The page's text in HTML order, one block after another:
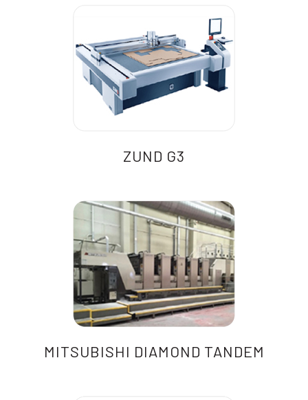
ZUND G3
MITSUBISHI DIAMOND TANDEM